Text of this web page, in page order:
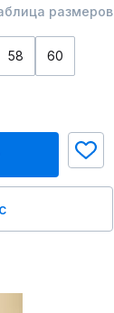
размеров
58 60